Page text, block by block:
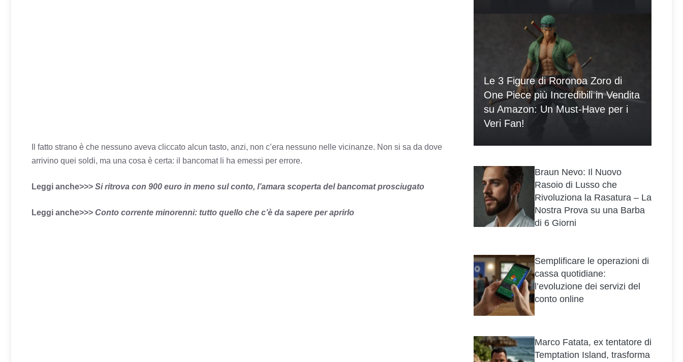
Il fatto strano è che nessuno aveva cliccato alcun tasto, anzi, non c’era nessuno nelle vicinanze. Non si sa da dove
arrivino quei soldi, ma una cosa è certa: il bancomat li ha emessi per errore.
Leggi anche>>> Si ritrova con 900 euro in meno sul conto, l’amara scoperta del bancomat prosciugato
Leggi anche>>> Conto corrente minorenni: tutto quello che c’è da sapere per aprirlo
Le 3 Figure di Roronoa Zoro di
One Piece più Incredibili in Vendita
su Amazon: Un Must-Have per i
Veri Fan!
Braun Nevo: Il Nuovo
Rasoio di Lusso che
Rivoluziona la Rasatura – La
Nostra Prova su una Barba
di 6 Giorni
Semplificare le operazioni di
cassa quotidiane:
l’evoluzione dei servizi del
conto online
Marco Fatata, ex tentatore di
Temptation Island, trasforma